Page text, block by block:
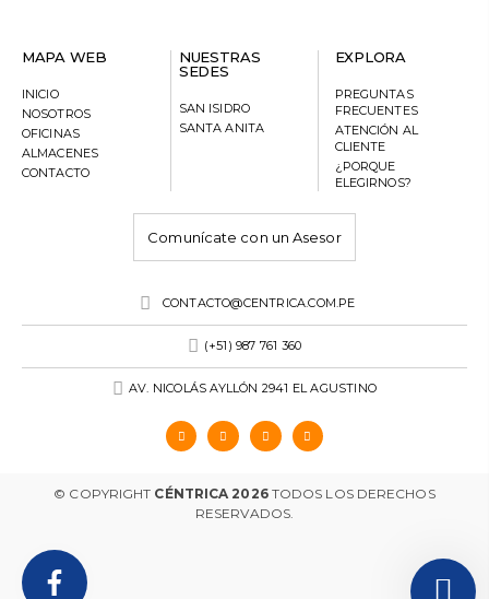
MAPA WEB
INICIO
NOSOTROS
OFICINAS
ALMACENES
CONTACTO
NUESTRAS
SEDES
SAN ISIDRO
SANTA ANITA
EXPLORA
PREGUNTAS
FRECUENTES
ATENCIÓN AL
CLIENTE
¿PORQUE
ELEGIRNOS?
Comunícate con un Asesor
CONTACTO@CENTRICA.COM.PE
(+51) 987 761 360
AV. NICOLÁS AYLLÓN 2941 EL AGUSTINO
© COPYRIGHT CÉNTRICA 2026TODOS LOS DERECHOS
RESERVADOS.